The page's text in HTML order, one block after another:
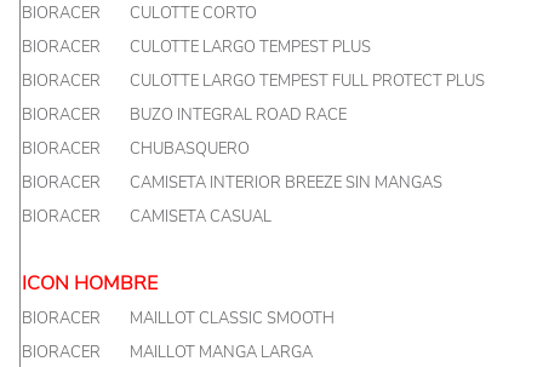
BIORACER
CULOTTE CORTO
BIORACER
CULOTTE LARGO TEMPEST PLUS
BIORACER
CULOTTE LARGO TEMPEST FULL PROTECT PLUS
BIORACER
BUZO INTEGRAL ROAD RACE
BIORACER
CHUBASQUERO
BIORACER
CAMISETA INTERIOR BREEZE SIN MANGAS
BIORACER
CAMISETA CASUAL
ICON HOMBRE
BIORACER
MAILLOT CLASSIC SMOOTH
BIORACER
MAILLOT MANGA LARGA